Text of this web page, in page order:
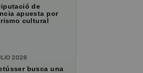
de
apuesta por
cultural
2026
busca una